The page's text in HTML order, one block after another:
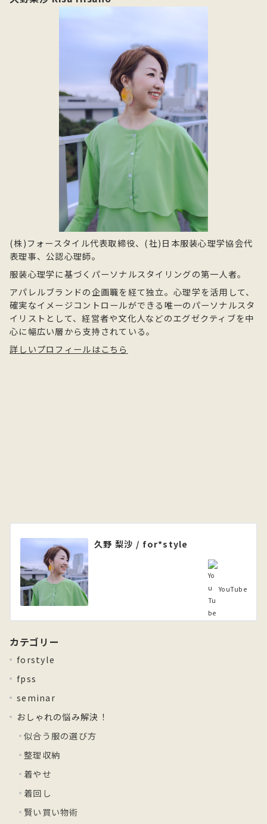
(株)フォースタイル代表取締役、(社)日本服装心理学協会代
表理事、公認心理師。
服装心理学に基づくパーソナルスタイリングの第一人者。
アパレルブランドの企画職を経て独立。心理学を活用して、
確実なイメージコントロールができる唯一のパーソナルスタ
イリストとして、経営者や文化人などのエグゼクティブを中
心に幅広い層から支持されている。
詳しいプロフィールはこちら
久野 梨沙 / for*style
YouTube
カテゴリー
forstyle
fpss
seminar
おしゃれの悩み解決！
似合う服の選び方
整理収納
着やせ
着回し
賢い買い物術